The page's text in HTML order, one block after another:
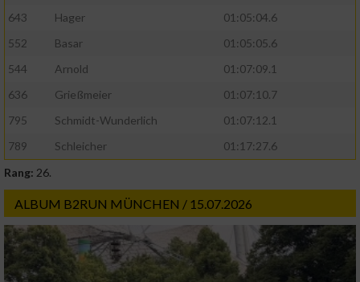
643
Hager
01:05:04.6
552
Basar
01:05:05.6
544
Arnold
01:07:09.1
636
Grießmeier
01:07:10.7
795
Schmidt-Wunderlich
01:07:12.1
789
Schleicher
01:17:27.6
Rang: 26.
ALBUM B2RUN MÜNCHEN / 15.07.2026